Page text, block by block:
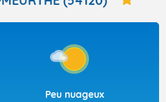
Peu nuageux